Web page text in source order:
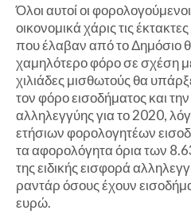
Όλοι αυτοί οι
οικονομικά χάρις τις
που έλαβαν από το Δημόσιο
χαμηλότερο φόρο σε σχέση
χιλιάδες μισθωτούς θα
τον φόρο εισοδήματος και
αλληλεγγύης για το 2020,
ετήσιων φορολογητέων
τα αφορολόγητα όρια των
της ειδικής εισφορά
ραντάρ όσους έχουν
ευρώ.